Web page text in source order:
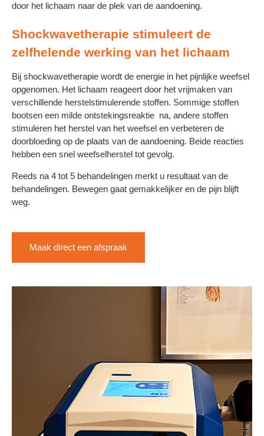
door het lichaam naar de plek van de aandoening.
Shockwavetherapie stimuleert de
zelfhelende werking van het lichaam
Bij shockwavetherapie wordt de energie in het pijnlijke weefsel
opgenomen. Het lichaam reageert door het vrijmaken van
verschillende herstelstimulerende stoffen. Sommige stoffen
bootsen een milde ontstekingsreaktie na, andere stoffen
stimuleren het herstel van het weefsel en verbeteren de
doorbloeding op de plaats van de aandoening. Beide reacties
hebben een snel weefselherstel tot gevolg.
Reeds na 4 tot 5 behandelingen merkt u resultaat van de
behandelingen. Bewegen gaat gemakkelijker en de pijn blijft
weg.
Maak direct een afspraak